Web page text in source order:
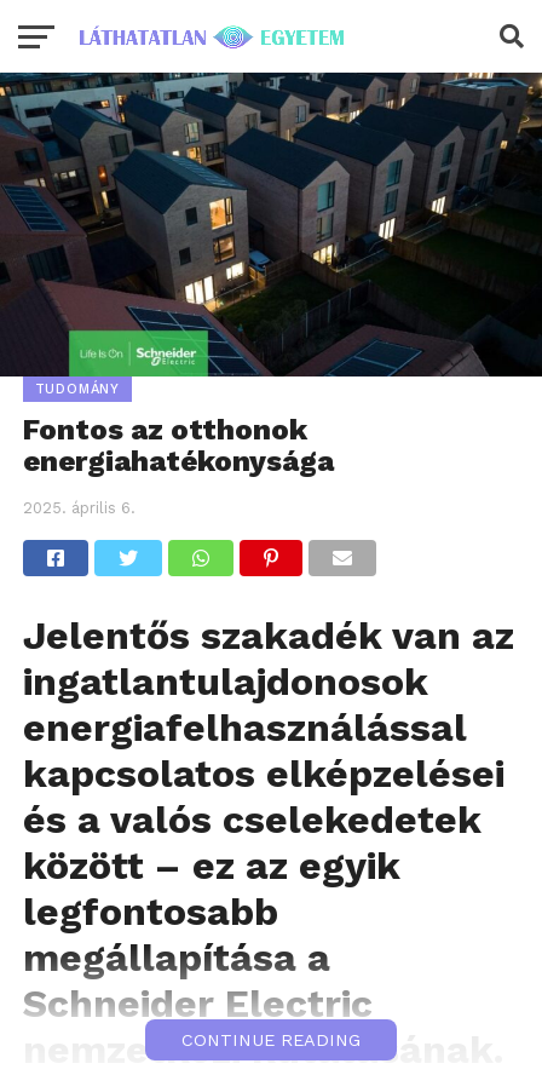
TUDOMÁNY
Fontos az otthonok
energiahatékonysága
2025. április 6.
Jelentős szakadék van az
ingatlantulajdonosok
energiafelhasználással
kapcsolatos elképzelései
és a valós cselekedetek
között – ez az egyik
legfontosabb
megállapítása a
Schneider Electric
nemzetközi kutatásának.
CONTINUE READING